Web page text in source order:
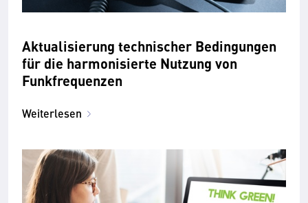
Aktualisierung technischer Bedingungen
für die harmonisierte Nutzung von
Funkfrequenzen
Weiterlesen